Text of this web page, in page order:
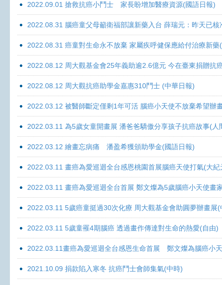
2022.09.01 搶救抗癌小鬥士 家長盼增加醫療資源(國語日報)
2022.08.31 腦癌童父母籲衛福部讓新藥入台 薛瑞元：昨天已
2022.08.31 癌童對生命永不放棄 家屬疾呼健保應給付治療新藥
2022.08.12 周大觀基金會25年義助逾2.6億元 今在臺東捐贈抗
2022.08.12 周大觀抗癌助學金嘉惠310鬥士 (中華日報)
2022.03.12 被醫師斷定僅剩1年可活 腦癌小天使不放棄希望辦
2022.03.11 為5歲女童開畫展 潘爸爸驕傲分享孩子抗癌故事(人
2022.03.12 繪畫忘病痛 潘盈希獲頒助學金(國語日報)
2022.03.11 畫癌為愛巡迴全台感恩桃園首展腦癌天使打氣(大紀
2022.03.11 畫癌為愛巡迴全台首展 鄭文燦為5歲腦癌小天使畫
2022.03.11 5歲癌童挺過30次化療 周大觀基金會助圓夢辦畫展
2022.03.11 5歲童罹4期腦癌 透過畫作傳達對生命的熱愛(自由)
2022.03.11畫癌為愛巡迴全台感恩生命首展 鄭文燦為腦癌小
2021.10.09 捐款陷入寒冬 抗癌鬥士會師集氣(中時)